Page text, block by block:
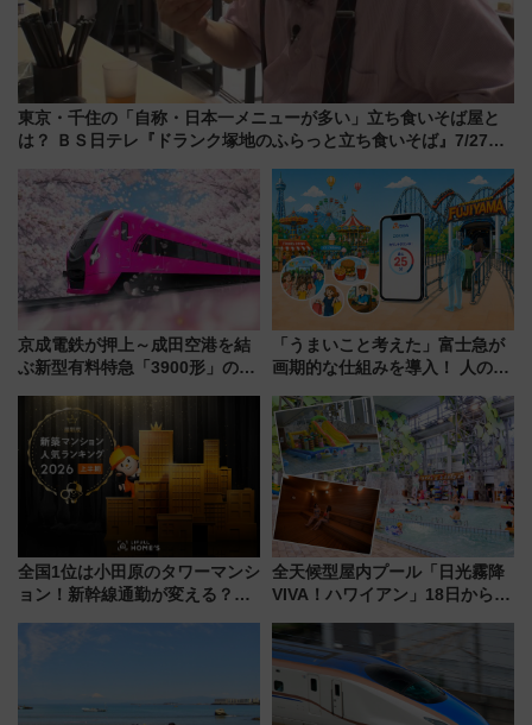
東京・千住の「自称・日本一メニューが多い」立ち食いそば屋と
は？ ＢＳ日テレ『ドランク塚地のふらっと立ち食いそば』7/27夜
京成電鉄が押上～成田空港を結
ぶ新型有料特急「3900形」のコ
募集も実施
「うまいこと考えた」富士急が
画期的な仕組みを導入！ 人のか
ん」始動
全国1位は小田原のタワーマンシ
ョン！新幹線通勤が変える？
【新築マンション人気ランキン
全天候型屋内プール「日光霧降
VIVA！ハワイアン」18日から営
ァミリーから大人まで幅広い世
代が一日中楽しる夏のリゾート
を楽しんで